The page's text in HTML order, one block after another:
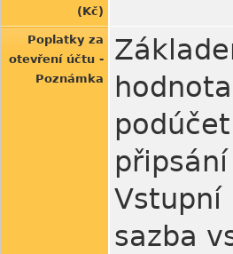
(Kč)
Poplatky za
otevření účtu -
Poznámka
sazba